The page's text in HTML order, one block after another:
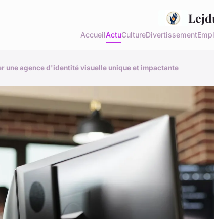
AccueilActuCultureDivertissement
une agence d'identité visuelle unique et impactante